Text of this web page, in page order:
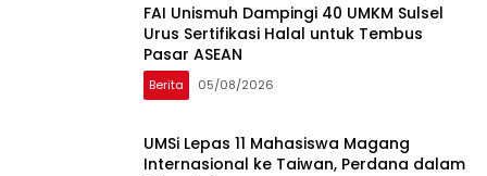
FAI Unismuh Dampingi 40 UMKM Sulsel
Urus Sertifikasi Halal untuk Tembus
Pasar ASEAN
Berita 05/08/2026
UMSi Lepas 11 Mahasiswa Magang
Internasional ke Taiwan, Perdana dalam